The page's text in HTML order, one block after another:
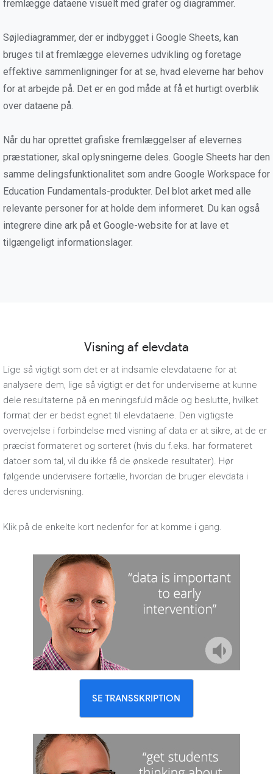
fremlægge dataene visuelt med grafer og diagrammer.
Søjlediagrammer, der er indbygget i Google Sheets, kan
bruges til at fremlægge elevernes udvikling og foretage
effektive sammenligninger for at se, hvad eleverne har behov
for at arbejde på. Det er en god måde at få et hurtigt overblik
over dataene på.
Når du har oprettet grafiske fremlæggelser af elevernes
præstationer, skal oplysningerne deles. Google Sheets har den
samme delingsfunktionalitet som andre Google Workspace for
Education Fundamentals-produkter. Del blot arket med alle
relevante personer for at holde dem informeret. Du kan også
integrere dine ark på et Google-website for at lave et
tilgængeligt informationslager.
Visning af elevdata
Lige så vigtigt som det er at indsamle elevdataene for at
analysere dem, lige så vigtigt er det for underviserne at kunne
dele resultaterne på en meningsfuld måde og beslutte, hvilket
format der er bedst egnet til elevdataene. Den vigtigste
overvejelse i forbindelse med visning af data er at sikre, at de er
præcist formateret og sorteret (hvis du f.eks. har formateret
datoer som tal, vil du ikke få de ønskede resultater). Hør
følgende undervisere fortælle, hvordan de bruger elevdata i
deres undervisning.
Klik på de enkelte kort nedenfor for at komme i gang.
SE TRANSSKRIPTION